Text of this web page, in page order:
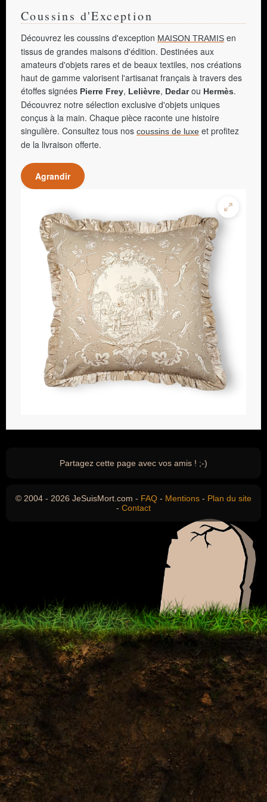
rôle pour « Les Incorruptibles », le BAFTA du
meilleur acteur pour son interprétation du
moine Guillaume de Baskerville dans « Le
Nom de la rose » et un Cecil B. DeMille
Award en 1996 pour l'ensemble de sa
carrière. Icône du cinéma britannique,
néanmoins à la retraite depuis son rôle dans
« La Ligue des gentlemen extraordinaires »
(2003), Sean Connery a été anobli par la
reine Élisabeth II en 2000, pour services
rendus au cinéma britannique. Il est
également membre de l'ordre de l'Empire
britannique. Fier de ses origines écossaises,
il affiche publiquement son soutien à
l'indépendantisme écossais.
Coussins d'Exception
Découvrez les coussins d'exception MAISON TRAMIS en
tissus de grandes maisons d'édition. Destinées aux
amateurs d'objets rares et de beaux textiles, nos créations
haut de gamme valorisent l'artisanat français à travers des
étoffes signées Pierre Frey, Lelièvre, Dedarou Hermès.
Découvrez notre sélection exclusive d'objets uniques
conçus à la main. Chaque pièce raconte une histoire
singulière. Consultez tous nos coussins de luxe et profitez
de la livraison offerte.
Agrandir
Partagez cette page avec vos amis ! ;-)
© 2004 - 2026 JeSuisMort.com - FAQ - Mentions - Plan du site
- Contact